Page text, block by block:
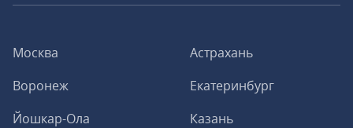
Москва
Астрахань
Воронеж
Екатеринбург
Йошкар-Ола
Казань